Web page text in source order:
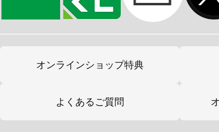
オンラインショップ特典
よくあるご質問